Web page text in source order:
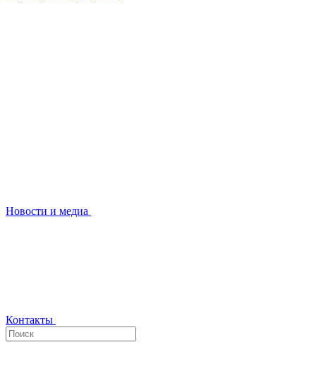
Новости и медиа
Контакты